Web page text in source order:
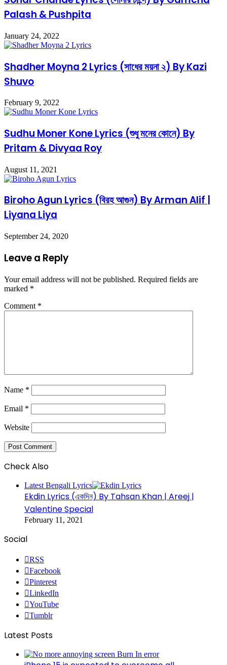
Palash & Pushpita
January 24, 2022
Shadher Moyna 2 Lyrics (সাধের ময়না ২) By Kazi
Shuvo
February 9, 2022
Sudhu Moner Kone Lyrics (শুধু মনের কোনে) By
Pritam & Divyaa Roy
August 11, 2021
Biroho Agun Lyrics (বিরহ আগুন) By Arman Alif |
Liyana Liya
September 24, 2020
Leave a Reply
Your email address will not be published. Required fields are
marked *
Comment *
Name *
Email *
Website
Check Also
Latest Bengali Lyrics
Ekdin Lyrics (একদিন) By Tahsan Khan | Areej |
Valentine Special
February 11, 2021
Social
RSS
Facebook
Pinterest
LinkedIn
YouTube
Tumblr
Latest Posts